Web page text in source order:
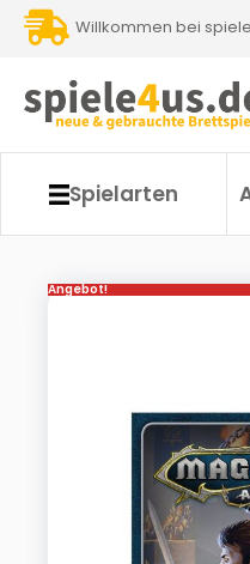
Willkommen bei
Spielarten
Angebot!